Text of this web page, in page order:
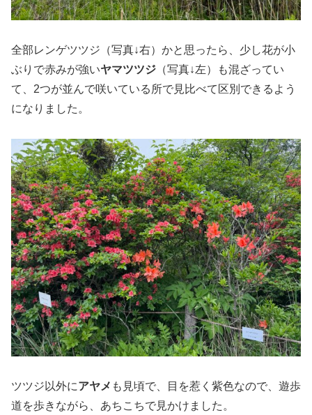
全部レンゲツツジ（写真↓右）かと思ったら、少し花が小
ぶりで赤みが強いヤマツツジ （写真↓左）も混ざってい
て、2つが並んで咲いている所で見比べて区別できるよう
になりました。
ツツジ以外にアヤメ も見頃で、目を惹く紫色なので、遊歩
道を歩きながら、あちこちで見かけました。